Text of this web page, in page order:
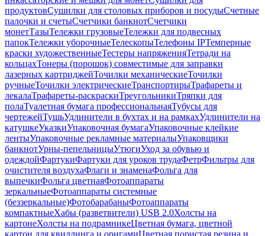
продуктовСушилки для столовых приборов и посудыСчетные
палочки и счетыСчетчики банкнотСчетчики
монетТазыТележки грузовыеТележки для подвесных
папокТележки уборочныеТелескопыТелефоны IPТемперные
краски художественныеТестеры напряженияТетради на
кольцахТонеры (порошок) совместимые для заправки
лазерных картриджейТочилки механическиеТочилки
ручныеТочилки электрическиеТранспортирыТрафареты и
лекалаТрафареты-раскраскиТреугольникиТряпки для
полаТуалетная бумага профессиональнаяТубусы для
чертежейТушьУдлинители в бухтах и на рамкахУдлинители на
катушкеУказкиУпаковочная бумагаУпаковочные клейкие
лентыУпаковочные рекламные материалыУпаковщики
банкнотУрны-пепельницыУтюгиУход за обувью и
одеждойФартукиФартуки для уроков трудаФетрФильтры для
очистителя воздухаФлаги и знаменаФольга для
выпечкиФольга цветнаяФотоаппараты
зеркальныеФотоаппараты системные
(беззеркальные)ФотобарабаныФотоаппараты
компактныеХабы (разветвители) USB 2.0Холсты на
картонеХолсты на подрамникеЦветная бумага, цветной
картон для квиллинга и оригамиЦветная пористая резина и